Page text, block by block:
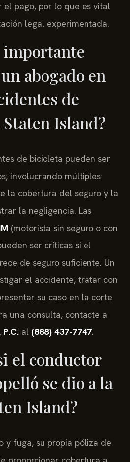
el pago, por lo que es vital
legal experimentada.
importante
abogado en
de
Island?
de bicicleta pueden ser
involucrando múltiples
la cobertura del seguro y la
la negligencia. Las
(motorista sin seguro o con
ser críticas si el
de seguro suficiente. Un
el accidente, tratar con
su caso en la corte
una consulta, contacte a
al (888) 437-7747.
el conductor
se dio a la
Island?
y fuga, su propia póliza de